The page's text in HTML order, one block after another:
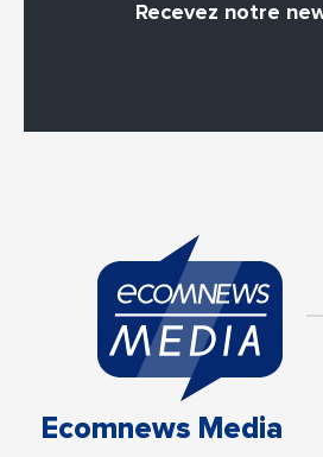
Recevez notre
Ecomnews Media